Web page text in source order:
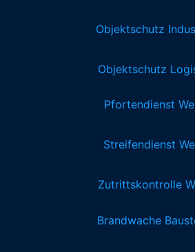
Objektschutz
Objektschutz
Pfortendienst
Streifendienst
Zutrittskontrolle
Brandwache